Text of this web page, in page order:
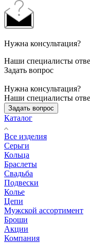
Нужна консультация?
Наши специалисты
Задать вопрос
Нужна консультация?
Наши специалисты
Задать вопрос
Каталог
Все изделия
Серьги
Кольца
Браслеты
Свадьба
Подвески
Колье
Цепи
Мужской ассортимент
Броши
Акции
Компания